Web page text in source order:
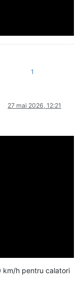
1
27 mai 2026, 12:21
km/h pentru calatori